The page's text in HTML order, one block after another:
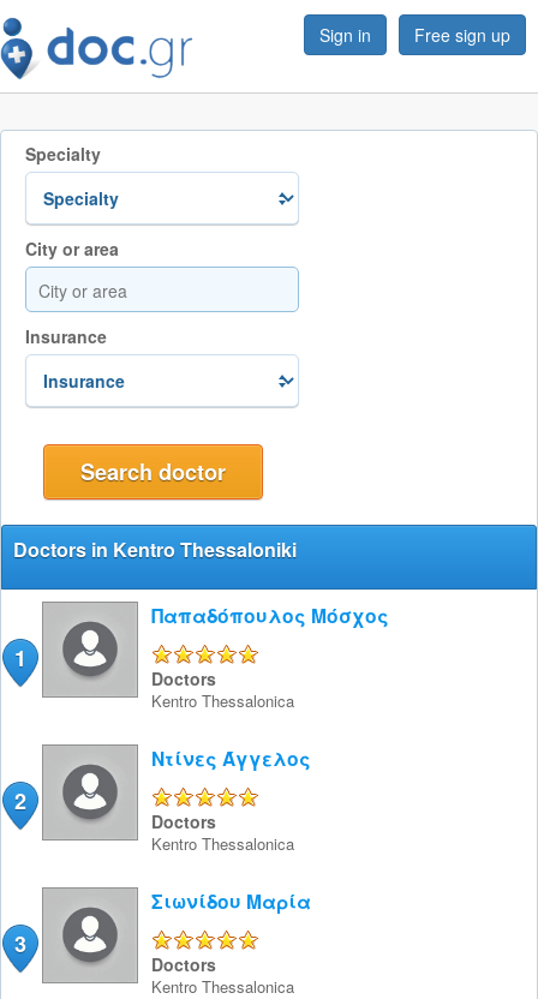
Sign in Free sign up
Specialty
City or area
Insurance
Doctors in Kentro Thessaloniki
1
Παπαδόπουλος Μόσχος
Doctors
Kentro Thessalonica
2
Ντίνες Άγγελος
Doctors
Kentro Thessalonica
3
Σιωνίδου Μαρία
Doctors
Kentro Thessalonica